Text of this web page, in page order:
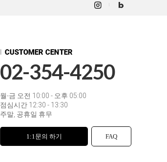
02-354-4250
월-금 오전 10:00 - 오후 05:00
점심시간 12:30 - 13:30
주말, 공휴일 휴무
1:1문의 하기 FAQ